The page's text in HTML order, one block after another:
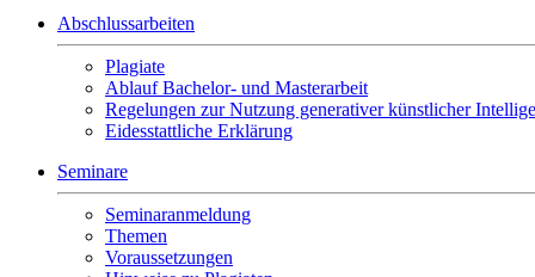
Abschlussarbeiten
Plagiate
Ablauf Bachelor- und Masterarbeit
Regelungen zur Nutzung generativer künstlicher
Eidesstattliche Erklärung
Seminare
Seminaranmeldung
Themen
Voraussetzungen